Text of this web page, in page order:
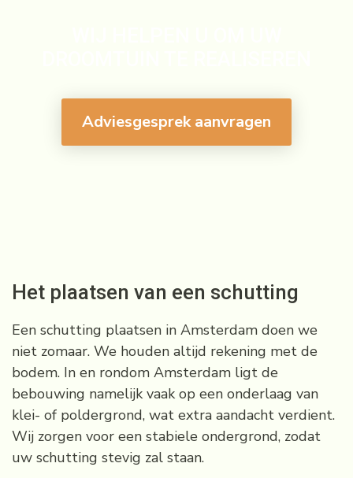
Adviesgesprek aanvragen
Het plaatsen van een schutting
Een schutting plaatsen in Amsterdam doen we
niet zomaar. We houden altijd rekening met de
bodem. In en rondom Amsterdam ligt de
bebouwing namelijk vaak op een onderlaag van
klei- of poldergrond, wat extra aandacht verdient.
Wij zorgen voor een stabiele ondergrond, zodat
uw schutting stevig zal staan.